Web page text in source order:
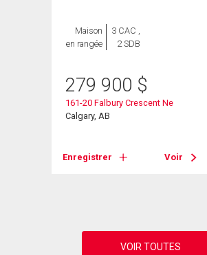
Maison
en rangée
3 CAC ,
2 SDB
279 900 $
161-20 Falbury Crescent Ne
Calgary, AB
Enregistrer Voir